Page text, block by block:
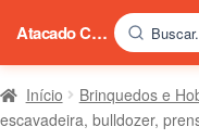
Início Brinquedos e
escavadeira, bulldozer,
Atacado China